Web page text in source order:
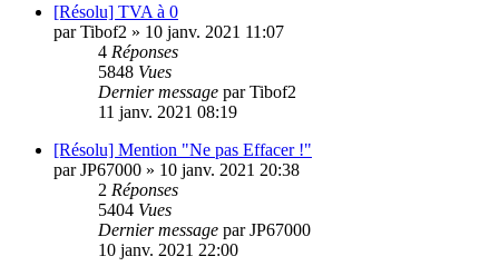
[Résolu] TVA à 0
parTibof2 » 10 janv. 2021 11:07
4 Réponses
5848 Vues
Dernier message parTibof2
11 janv. 2021 08:19
[Résolu] Mention "Ne pas Effacer !"
parJP67000 » 10 janv. 2021 20:38
2 Réponses
5404 Vues
Dernier message parJP67000
10 janv. 2021 22:00